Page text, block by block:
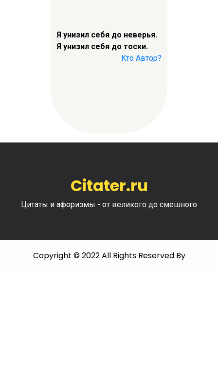
Я унизил себя до неверья.
Я унизил себя до тоски.
Кто Автор?
Citater.ru
Цитаты и афоризмы - от великого до смешного
Copyright © 2022 All Rights Reserved By